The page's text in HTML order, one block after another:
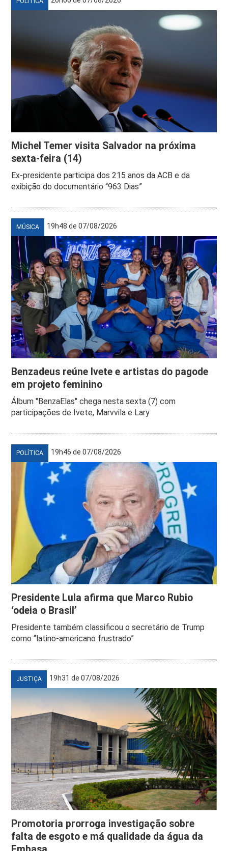
Michel Temer visita Salvador na próxima
sexta-feira (14)
Ex-presidente participa dos 215 anos da ACB e da
exibição do documentário “963 Dias”
MÚSICA 19h48 de 07/08/2026
Benzadeus reúne Ivete e artistas do pagode
em projeto feminino
Álbum "BenzaElas" chega nesta sexta (7) com
participações de Ivete, Marvvila e Lary
POLÍTICA 19h46 de 07/08/2026
Presidente Lula afirma que Marco Rubio
‘odeia o Brasil’
Presidente também classificou o secretário de Trump
como “latino-americano frustrado”
JUSTIÇA 19h31 de 07/08/2026
Promotoria prorroga investigação sobre
falta de esgoto e má qualidade da água da